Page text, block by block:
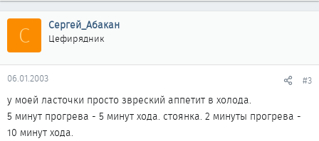
С Сергей_Абакан
Цефирядник
06.01.2003 #3
у моей ласточки просто звреский аппетит в холода.
5 минут прогрева - 5 минут хода. стоянка. 2 минуты прогрева -
10 минут хода.